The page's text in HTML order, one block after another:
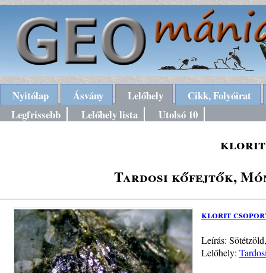
Nyitólap Ásvány Lelőhely
Cikk, Folyóirat
Legfrissebb
Lelőhely lista Utolsó 10
klorit
Tardosi kőfejtők,
klorit
Leírás:
Lelőhely: